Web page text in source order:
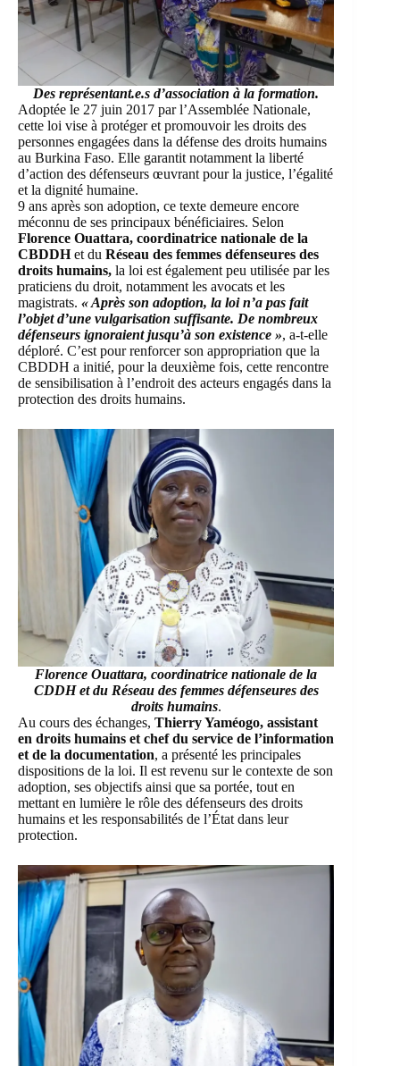
Des représentant.e.s d’association à la formation.
Adoptée le 27 juin 2017 par l’Assemblée Nationale,
cette loi vise à protéger et promouvoir les droits des
personnes engagées dans la défense des droits humains
au Burkina Faso. Elle garantit notamment la liberté
d’action des défenseurs œuvrant pour la justice, l’égalité
et la dignité humaine.
9 ans après son adoption, ce texte demeure encore
méconnu de ses principaux bénéficiaires. Selon
Florence Ouattara, coordinatrice nationale de la
CBDDHet du Réseau des femmes défenseures des
droits humains, la loi est également peu utilisée par les
praticiens du droit, notamment les avocats et les
magistrats. « Après son adoption, la loi n’a pas fait
l’objet d’une vulgarisation suffisante. De nombreux
défenseurs ignoraient jusqu’à son existence », a-t-elle
déploré. C’est pour renforcer son appropriation que la
CBDDH a initié, pour la deuxième fois, cette rencontre
de sensibilisation à l’endroit des acteurs engagés dans la
protection des droits humains.
Florence Ouattara, coordinatrice nationale de la
CDDH et du Réseau des femmes défenseures des
droits humains.
Au cours des échanges, Thierry Yaméogo, assistant
en droits humains et chef du service de l’information
et de la documentation, a présenté les principales
dispositions de la loi. Il est revenu sur le contexte de son
adoption, ses objectifs ainsi que sa portée, tout en
mettant en lumière le rôle des défenseurs des droits
humains et les responsabilités de l’État dans leur
protection.